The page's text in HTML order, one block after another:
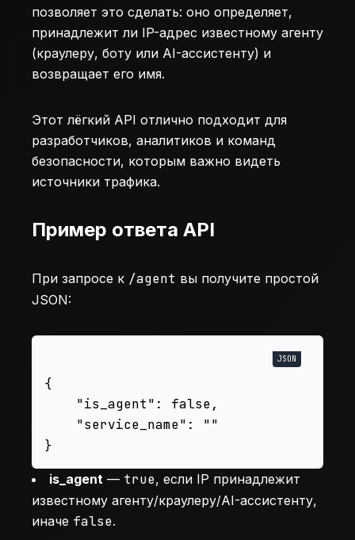
позволяет это сделать: оно определяет,
принадлежит ли IP-адрес известному агенту
(краулеру, боту или AI-ассистенту) и
возвращает его имя.
Этот лёгкий API отлично подходит для
разработчиков, аналитиков и команд
безопасности, которым важно видеть
источники трафика.
Пример ответа API
При запросе к /agent вы получите простой
JSON:
{
is_agent — true, если IP принадлежит
известному агенту/краулеру/AI-ассистенту,
иначе false.